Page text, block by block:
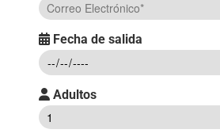
Fecha de salida
Adultos